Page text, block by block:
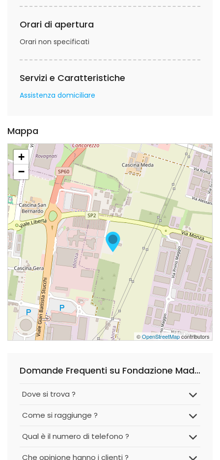
Orari di apertura
Orari non specificati
Servizi e Caratteristiche
Assistenza domiciliare
Mappa
+
−
©OpenStreetMapcontributors
Domande Frequenti su Fondazione Maddalena Grassi
Dove si trova ?
Come si raggiunge ?
Qual è il numero di telefono ?
Che opinione hanno i clienti ?